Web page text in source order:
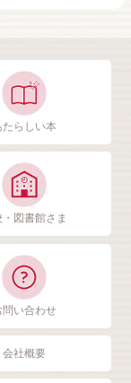
たらしい本
図書館さま
問い合わせ
会社概要